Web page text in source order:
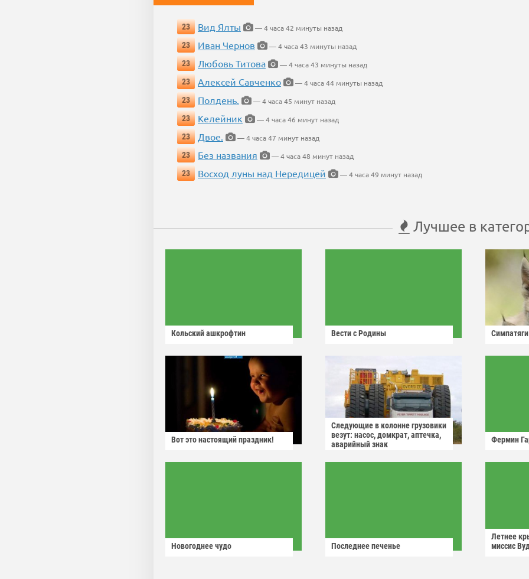
23 Вид Ялты
— 4 часа 42 минуты назад
23
Иван Чернов
— 4 часа 43 минуты назад
23
Любовь Титова
— 4 часа 43 минуты назад
23
Алексей Савченко
— 4 часа 44 минуты назад
23
Полдень.
— 4 часа 45 минут назад
23
Келейник
— 4 часа 46 минут назад
23
Двое.
— 4 часа 47 минут назад
23
Без названия
— 4 часа 48 минут назад
23
Восход луны над Нередицей — 4 часа 49 минут назад
Лучшее в
Кольский ашкрофтин Вести с Родины Симпатяги
Вот это настоящий праздник!
Следующие в колонне грузовики
везут: насос, домкрат, аптечка,
аварийный знак
Фермин
Новогоднее чудо Последнее печенье
Летнее
миссис